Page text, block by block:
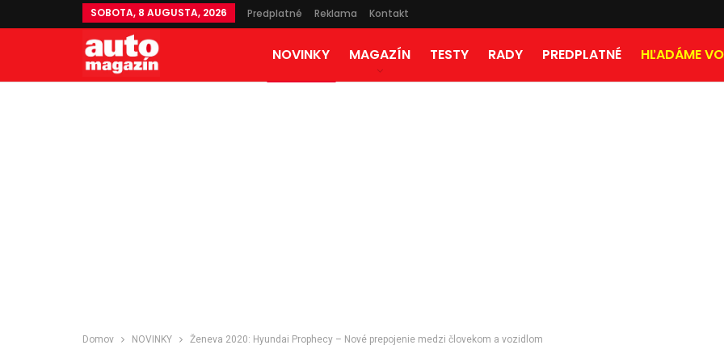
SOBOTA, 8 AUGUSTA, 2026 Predplatné Reklama Kontakt
NOVINKY MAGAZÍN TESTY RADY PREDPLATNÉ HĽADÁME
Domov NOVINKY Ženeva 2020: Hyundai Prophecy – Nové prepojenie medzi človekom a vozidlom